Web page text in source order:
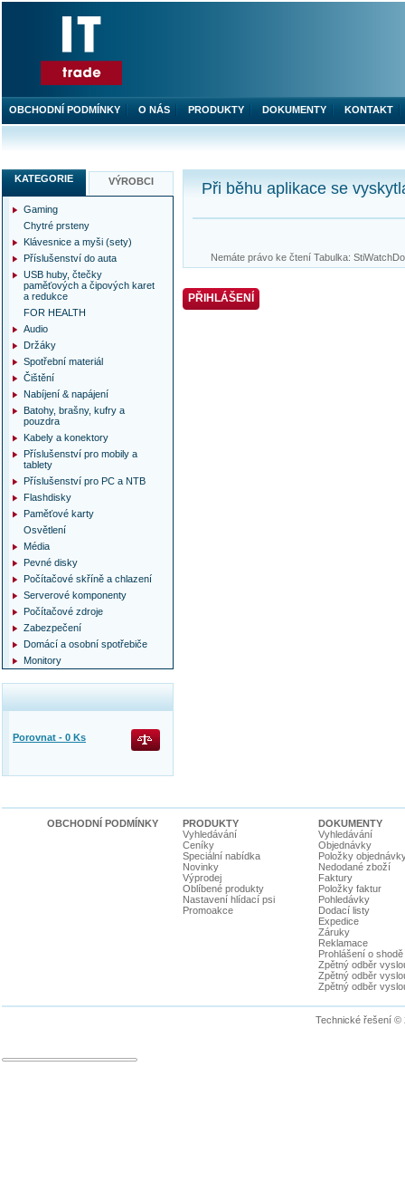
Při běhu aplikace se
Nemáte právo ke čtení Tabulka:
PŘIHLÁŠENÍ
KATEGORIE VÝROBCI
Gaming
Chytré prsteny
Klávesnice a myši (sety)
Příslušenství do auta
USB huby, čtečky
paměťových a čipových karet
a redukce
FOR HEALTH
Audio
Držáky
Spotřební materiál
Čištění
Nabíjení & napájení
Batohy, brašny, kufry a
pouzdra
Kabely a konektory
Příslušenství pro mobily a
tablety
Příslušenství pro PC a NTB
Flashdisky
Paměťové karty
Osvětlení
Média
Pevné disky
Počítačové skříně a chlazení
Serverové komponenty
Počítačové zdroje
Zabezpečení
Domácí a osobní spotřebiče
Monitory
Porovnat - 0 Ks
OBCHODNÍ PODMÍNKY O NÁS PRODUKTY DOKUMENTY KONTAKT
OBCHODNÍ PODMÍNKY
PRODUKTY
Vyhledávání
Ceníky
Speciální nabídka
Novinky
Výprodej
Oblíbené produkty
Nastavení hlídací psi
Promoakce
DOKUMENTY
Vyhledávání
Objednávky
Položky
Nedodané zboží
Faktury
Položky faktur
Pohledávky
Dodací listy
Expedice
Záruky
Reklamace
Prohlášení o shodě
Zpětný odběr
Zpětný odběr
Zpětný odběr
Technické řešení ©